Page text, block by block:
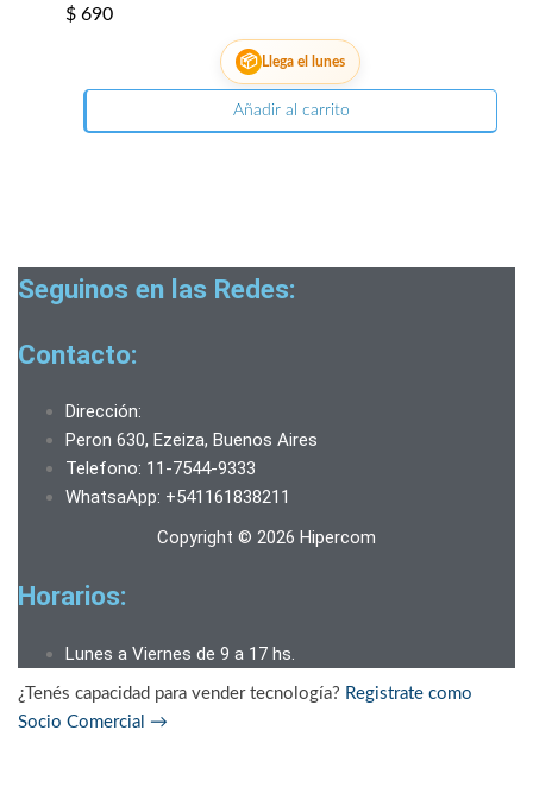
$ 690
📦 Llega el lunes
Añadir al carrito
Seguinos en las Redes:
Contacto:
Dirección:
Peron 630, Ezeiza, Buenos Aires
Telefono: 11-7544-9333
WhatsaApp: +541161838211
Copyright © 2026 Hipercom
Horarios:
Lunes a Viernes de 9 a 17 hs.
¿Tenés capacidad para vender tecnología? Registrate como
Socio Comercial →